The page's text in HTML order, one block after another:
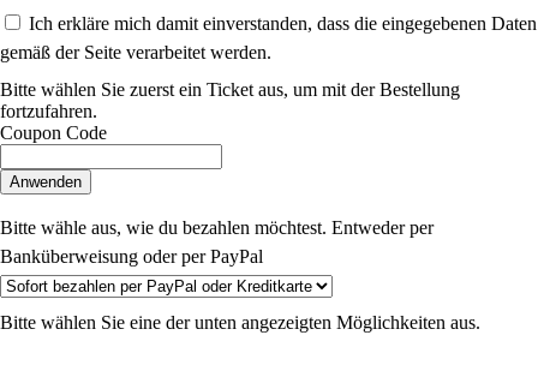
Ich erkläre mich damit einverstanden, dass die eingegebenen Daten
gemäß der Seite verarbeitet werden.
Bitte wählen Sie zuerst ein Ticket aus, um mit der Bestellung
fortzufahren.
Coupon Code
Anwenden
Bitte wähle aus, wie du bezahlen möchtest. Entweder per
Banküberweisung oder per PayPal
Bitte wählen Sie eine der unten angezeigten Möglichkeiten aus.